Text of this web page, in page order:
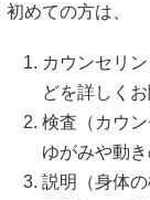
初めての方は、
カウンセリ
どを詳しくお
検査（カウ
ゆがみや動
説明（身体